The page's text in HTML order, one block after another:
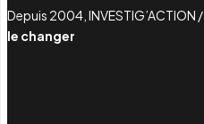
Depuis 2004, INVESTIG’ACTION /
le changer